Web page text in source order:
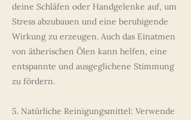
deine Schläfen oder Handgelenke auf, um
Stress abzubauen und eine beruhigende
Wirkung zu erzeugen. Auch das Einatmen
von ätherischen Ölen kann helfen, eine
entspannte und ausgeglichene Stimmung
zu fördern.
5. Natürliche Reinigungsmittel: Verwende